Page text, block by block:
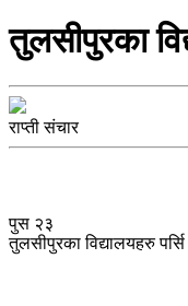
तुलसीपुरका
राप्ती संचार
पुस २३
तुलसीपुरका विद्यालयहरु